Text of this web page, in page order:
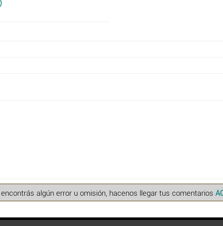
algún error u omisión, hacenos llegar tus comentarios